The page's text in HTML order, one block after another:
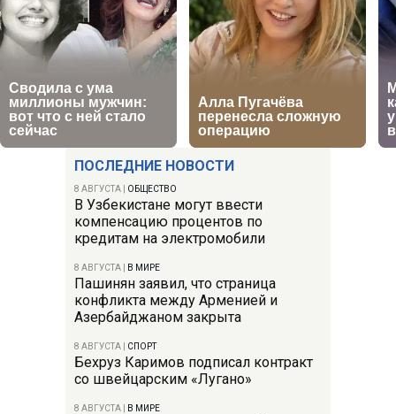
ПОСЛЕДНИЕ НОВОСТИ
8 АВГУСТА ОБЩЕСТВО
В Узбекистане могут ввести
компенсацию процентов по
кредитам на электромобили
8 АВГУСТА В МИРЕ
Пашинян заявил, что страница
конфликта между Арменией и
Азербайджаном закрыта
8 АВГУСТА СПОРТ
Бехруз Каримов подписал контракт
со швейцарским «Лугано»
8 АВГУСТА В МИРЕ